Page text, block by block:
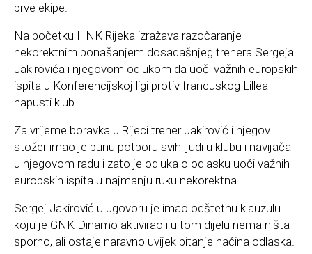
prve ekipe.
Na početku HNK Rijeka izražava razočaranje
nekorektnim ponašanjem dosadašnjeg trenera Sergeja
Jakirovića i njegovom odlukom da uoči važnih europskih
ispita u Konferencijskoj ligi protiv francuskog Lillea
napusti klub.
Za vrijeme boravka u Rijeci trener Jakirović i njegov
stožer imao je punu potporu svih ljudi u klubu i navijača
u njegovom radu i zato je odluka o odlasku uoči važnih
europskih ispita u najmanju ruku nekorektna.
Sergej Jakirović u ugovoru je imao odštetnu klauzulu
koju je GNK Dinamo aktivirao i u tom dijelu nema ništa
sporno, ali ostaje naravno uvijek pitanje načina odlaska.